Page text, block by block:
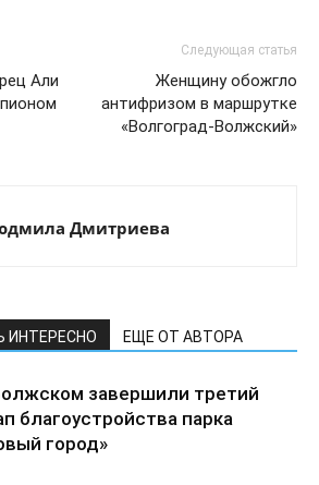
Али
Следующая статья
Женщину обожгло
антифризом в маршрутке
«Волгоград-Волжский»
Дмитриева
ЕЩЕ ОТ АВТОРА
завершили третий
благоустройства парка
город»